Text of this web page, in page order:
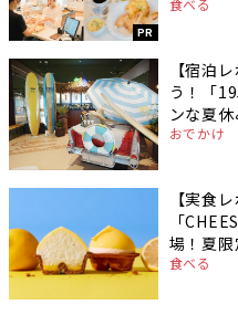
PR
【宿泊
う！「
ンな夏
おでかけ
【実食
「
場！夏
食べる